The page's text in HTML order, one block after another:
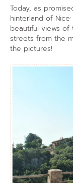
Today, as
hinterland of Nice:
beautiful views
streets from the
the pictures!